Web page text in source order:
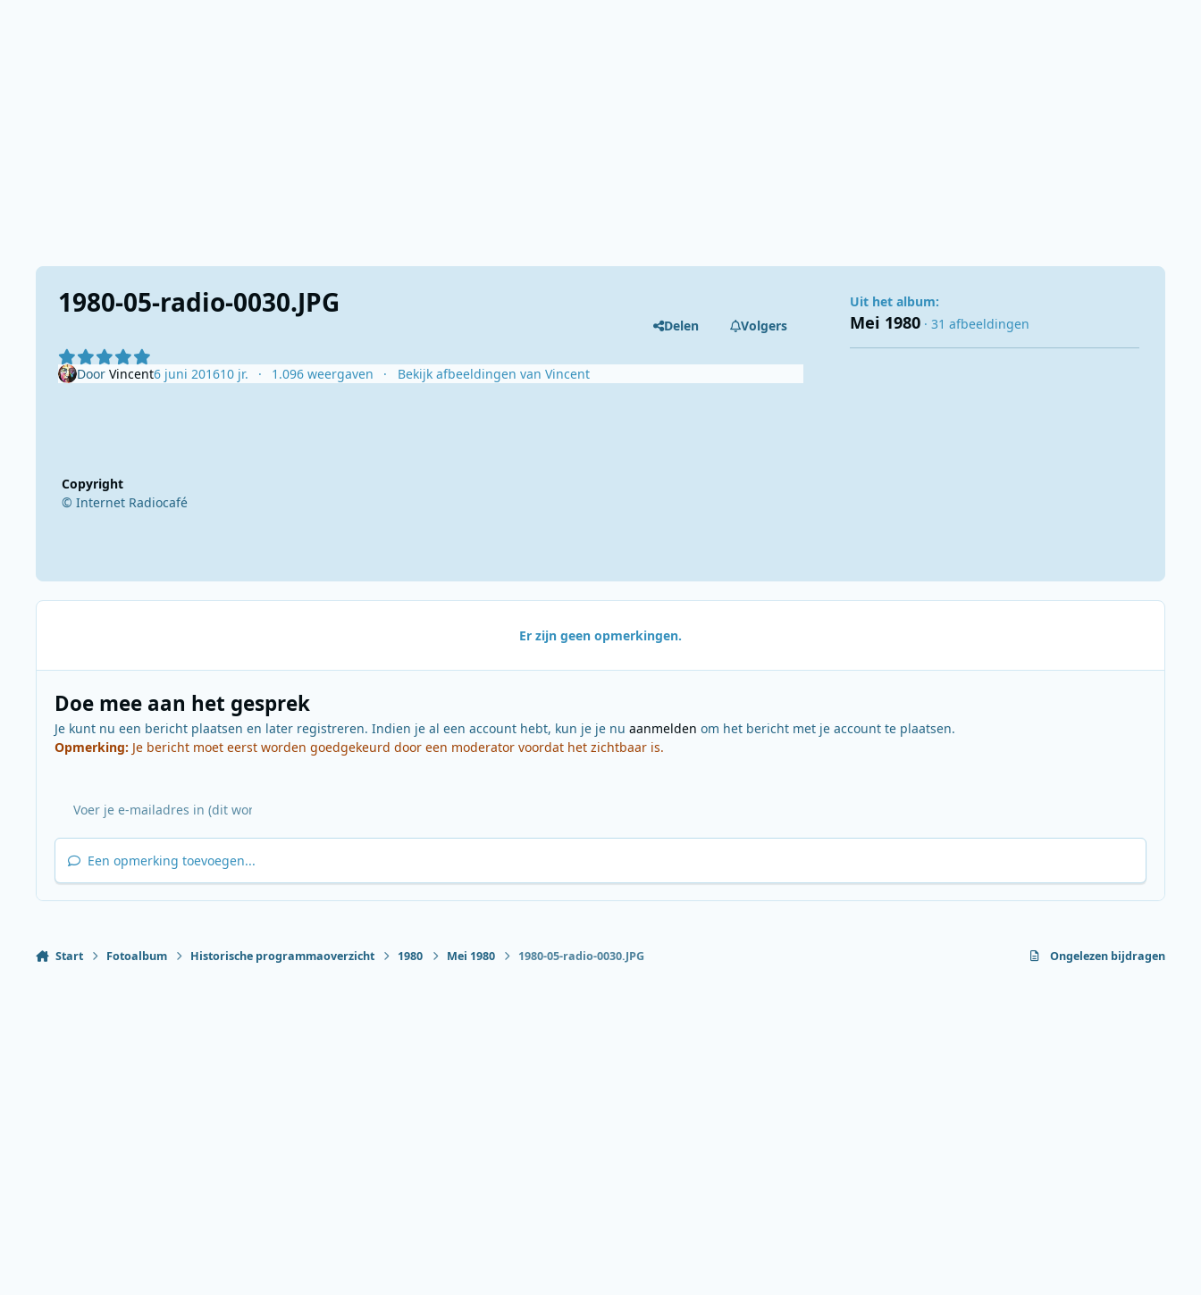
1980-05-radio-0030.JPG
Delen Volgers
Door Vincent6 juni 201610 jr. 1.096 weergaven Bekijk afbeeldingen van Vincent
Copyright
© Internet Radiocafé
Uit het album:
Mei 1980 · 31 afbeeldingen
Er zijn geen opmerkingen.
Doe mee aan het gesprek
Je kunt nu een bericht plaatsen en later registreren. Indien je al een account hebt, kun je je nu aanmelden om het bericht met je account te plaatsen.
Opmerking: Je bericht moet eerst worden goedgekeurd door een moderator voordat het zichtbaar is.
Een opmerking toevoegen...
Start Fotoalbum Historische programmaoverzicht 1980 Mei 1980 1980-05-radio-0030.JPG Ongelezen bijdragen